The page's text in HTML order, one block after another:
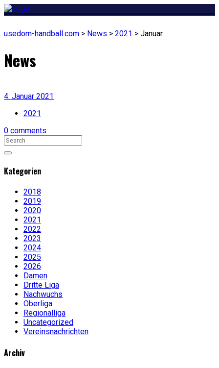
usedom-handball.com > News > 2021 > Januar
News
4. Januar 2021
2021
0 comments
Kategorien
2018
2019
2020
2021
2022
2023
2024
2025
2026
Damen
Dritte Liga
Nachwuchs
Oberliga
Regionalliga
Uncategorized
Vereinsnachrichten
Archiv